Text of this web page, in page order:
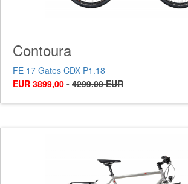
Contoura
FE 17 Gates CDX P1.18
EUR 3899,00 - 4299.00 EUR